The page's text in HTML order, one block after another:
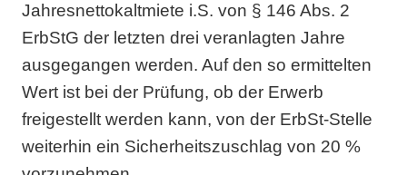
Jahresnettokaltmiete i.S. von § 146 Abs. 2
ErbStG der letzten drei veranlagten Jahre
ausgegangen werden. Auf den so ermittelten
Wert ist bei der Prüfung, ob der Erwerb
freigestellt werden kann, von der ErbSt-Stelle
weiterhin ein Sicherheitszuschlag von 20 %